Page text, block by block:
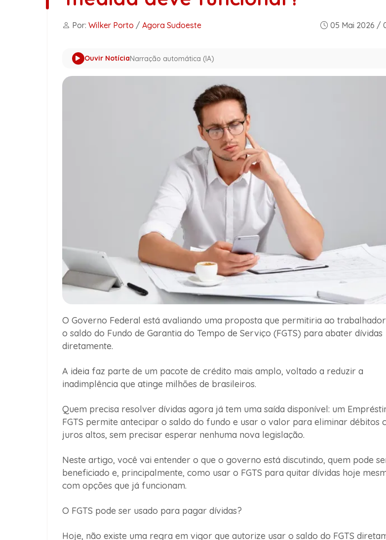
Por: Wilker Porto / Agora Sudoeste 05 Mai 2026 /
Ouvir NotíciaNarração automática (IA)
O Governo Federal está avaliando uma proposta que permitiria ao
o saldo do Fundo de Garantia do Tempo de Serviço (FGTS) para abater dívidas
diretamente.
A ideia faz parte de um pacote de crédito mais amplo, voltado a reduzir a
inadimplência que atinge milhões de brasileiros.
Quem precisa resolver dívidas agora já tem uma saída disponível: um
FGTS permite antecipar o saldo do fundo e usar o valor para eliminar débitos
juros altos, sem precisar esperar nenhuma nova legislação.
Neste artigo, você vai entender o que o governo está discutindo, quem pode
beneficiado e, principalmente, como usar o FGTS para quitar dívidas hoje
com opções que já funcionam.
O FGTS pode ser usado para pagar dívidas?
Hoje, não existe uma regra em vigor que autorize usar o saldo do FGTS